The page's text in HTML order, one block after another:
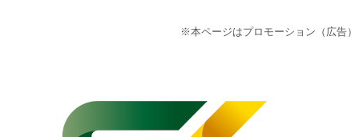
※本ページはプロモーション（広告